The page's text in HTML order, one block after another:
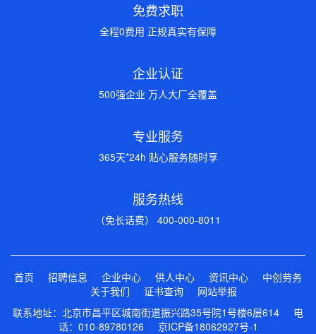
免费求职
全程0费用 正规真实有保障
企业认证
500强企业 万人大厂全覆盖
专业服务
365天*24h 贴心服务随时享
服务热线
（免长话费） 400-000-8011
首页 招聘信息 企业中心 供人中心 资讯中心
中创劳务
关于我们
证书查询
网站举报
联系地址：北京市昌平区城南街道振兴路35号院1号楼6层614 电
话：010-89780126 京ICP备18062927号-1